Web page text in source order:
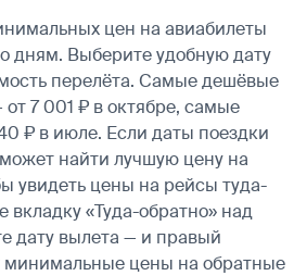
цен на авиабилеты
дням. Выберите удобную дату
перелёта. Самые дешёвые
7 001 ₽ в октябре, самые
₽ в июле. Если даты поездки
найти лучшую цену на
увидеть цены на рейсы туда-
вкладку «Туда-обратно» над
дату вылета — и правый
минимальные цены на обратные